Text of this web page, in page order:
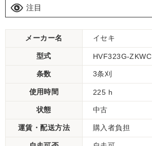
注目
メーカー名 イセキ
型式 HVF323G-ZKWC
条数 3条刈
使用時間 225 h
状態 中古
運賃・配送方法 購入者負担